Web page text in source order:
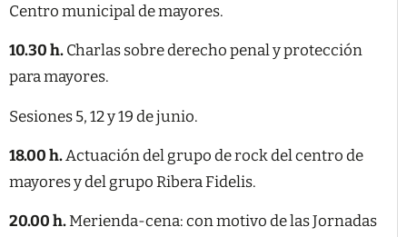
Centro municipal de mayores.
10.30 h.Charlas sobre derecho penal y protección
para mayores.
Sesiones 5, 12 y 19 de junio.
18.00 h.Actuación del grupo de rock del centro de
mayores y del grupo Ribera Fidelis.
20.00 h.Merienda-cena: con motivo de las Jornadas